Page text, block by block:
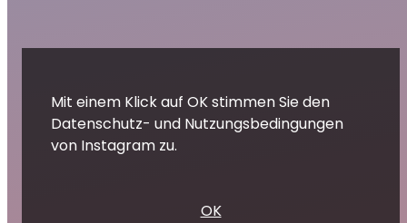
Mit einem Klick auf OK stimmen Sie den
Datenschutz- und Nutzungsbedingungen
von Instagram zu.
OK